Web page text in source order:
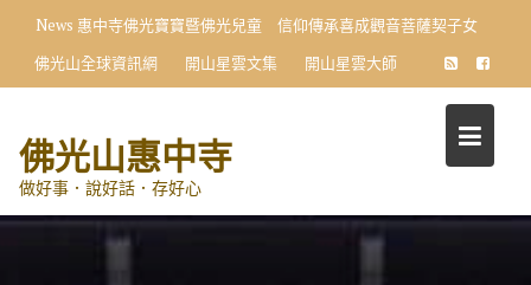
content
News 惠中寺佛光寶寶暨佛光兒童 信仰傳承喜成觀音菩薩契子女
佛光山全球資訊網
開山星雲文集 開山星雲大師
佛光山惠中寺
做好事．說好話．存好心